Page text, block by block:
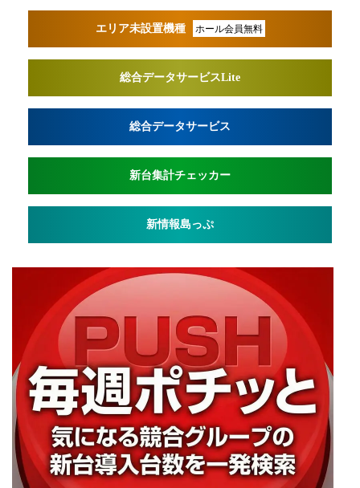
エリア未設置機種 ホール会員無料
総合データサービスLite
総合データサービス
新台集計チェッカー
新情報島っぷ